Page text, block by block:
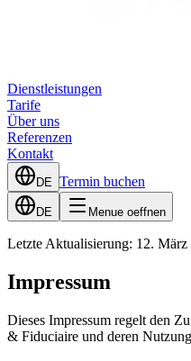
Dienstleistungen
Tarife
Über uns
Referenzen
Kontakt
DE Termin buchen
DE Menue oeffnen
Letzte Aktualisierung: 12. März
Impressum
Dieses Impressum regelt den
& Fiduciaire und deren